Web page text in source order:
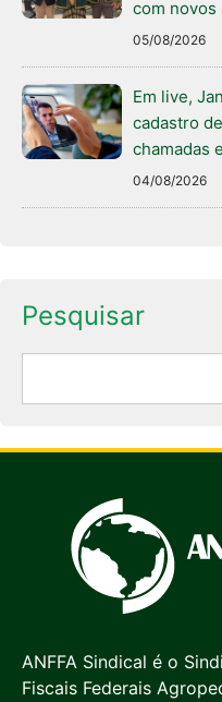
com novos
05/08/2026
Em live,
cadastro
chamadas
04/08/2026
Pesquisar
ANFFA Sindical é o
Fiscais Federais